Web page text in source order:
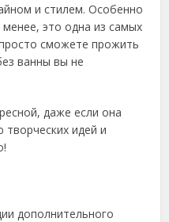
и стилем. Особенно
это одна из самых
сможете прожить
ванны вы не
даже если она
идей и
дополнительного